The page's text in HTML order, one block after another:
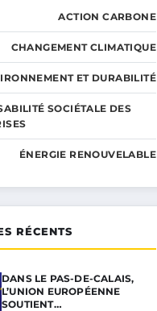
ACTION CARBONE
CHANGEMENT CLIMATIQUE
ET DURABILITÉ
SOCIÉTALE DES
ÉNERGIE RENOUVELABLE
RÉCENTS
DANS LE PAS-DE-CALAIS,
L’UNION EUROPÉENNE
SOUTIENT…